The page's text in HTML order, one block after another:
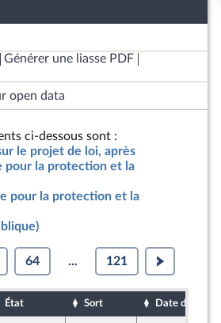
Générer une liasse PDF
open data
ci-dessous sont :
le projet de loi, après
pour la protection et la
pour la protection et la
64 ... 121
État Sort Date d'examen